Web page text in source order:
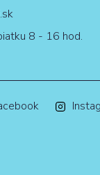
8 - 16 hod.